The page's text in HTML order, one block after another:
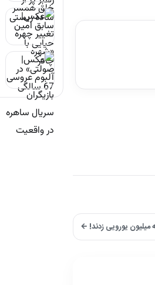
12
یورویی زدند! ←